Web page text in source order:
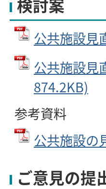
検討案
公共施設見
公共施設見
874.2KB)
参考資料
公共施設の
ご意見の提